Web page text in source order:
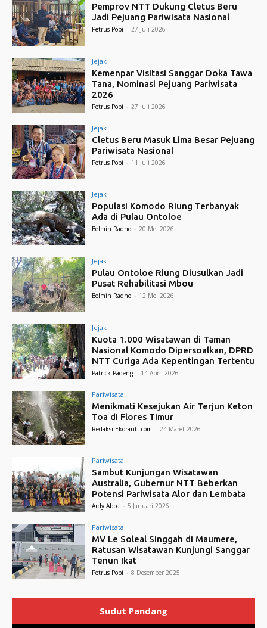
Pemprov NTT Dukung Cletus Beru
Jadi Pejuang Pariwisata Nasional
Petrus Popi - 27 Juli 2026
Jejak
Kemenpar Visitasi Sanggar Doka Tawa
Tana, Nominasi Pejuang Pariwisata
2026
Petrus Popi - 27 Juli 2026
Jejak
Cletus Beru Masuk Lima Besar Pejuang
Pariwisata Nasional
Petrus Popi - 11 Juli 2026
Jejak
Populasi Komodo Riung Terbanyak
Ada di Pulau Ontoloe
Belmin Radho - 20 Mei 2026
Jejak
Pulau Ontoloe Riung Diusulkan Jadi
Pusat Rehabilitasi Mbou
Belmin Radho - 12 Mei 2026
Jejak
Kuota 1.000 Wisatawan di Taman
Nasional Komodo Dipersoalkan, DPRD
NTT Curiga Ada Kepentingan Tertentu
Patrick Padeng - 14 April 2026
Pariwisata
Menikmati Kesejukan Air Terjun Keton
Toa di Flores Timur
Redaksi Ekorantt.com - 24 Maret 2026
Pariwisata
Sambut Kunjungan Wisatawan
Australia, Gubernur NTT Beberkan
Potensi Pariwisata Alor dan Lembata
Ardy Abba - 5 Januari 2026
Pariwisata
MV Le Soleal Singgah di Maumere,
Ratusan Wisatawan Kunjungi Sanggar
Tenun Ikat
Petrus Popi - 8 Desember 2025
Sudut Pandang